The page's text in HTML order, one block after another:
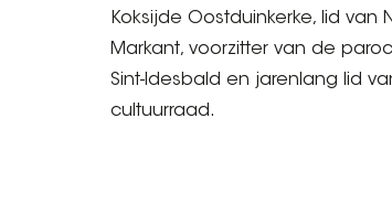
Koksijde Oostduinkerke, lid van
Markant, voorzitter van de
Sint-Idesbald en jarenlang lid
cultuurraad.